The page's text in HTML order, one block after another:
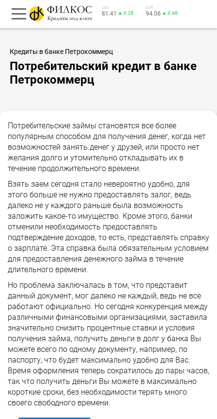
USD
81.41 ▲ 0.28
EUR
94.06 ▲ 0.48
Кредиты в банке Петрокоммерц
Потребительский кредит в банке
Петрокоммерц
Потребительские займы становятся все более
популярным способом для получения денег, когда нет
возможностей занять денег у друзей, или просто нет
желания долго и утомительно откладывать их в
течение продолжительного времени.
Взять заем сегодня стало невероятно удобно, для
этого больше не нужно предоставлять залог, ведь
далеко не у каждого раньше была возможность
заложить какое-то имущество. Кроме этого, банки
отменили необходимость предоставлять
подтверждение доходов, то есть, представлять справку
о зарплате. Эта справка была обязательным условием
для предоставления денежного займа в течение
длительного времени.
Но проблема заключалась в том, что представит
данный документ, мог далеко не каждый, ведь не все
работают официально. Но сегодня конкуренция между
различными финансовыми организациями, заставила
значительно снизить процентные ставки и условия
получения займа, получить деньги в долг у банка Вы
можете всего по одному документу, например, по
паспорту, что будет максимально удобно для Вас.
Время оформления теперь сократилось до пары часов,
так что получить деньги Вы можете в максимально
короткие сроки, без необходимости терять много
своего свободного времени.